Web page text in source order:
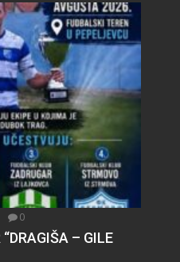
0
– GILE